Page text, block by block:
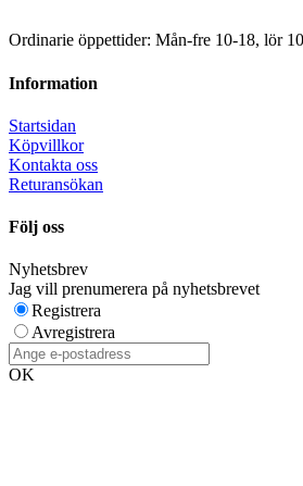
Ordinarie öppettider: Mån-fre 10-18, lör
Information
Startsidan
Köpvillkor
Kontakta oss
Returansökan
Följ oss
Nyhetsbrev
Jag vill prenumerera på nyhetsbrevet
Registrera
Avregistrera
OK